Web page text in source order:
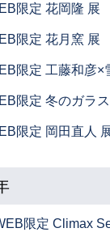
限定 花岡隆 展
限定 花月窯 展
限定 工藤和彦×
限定 冬のガラ
限定 岡田直人
限定 Climax